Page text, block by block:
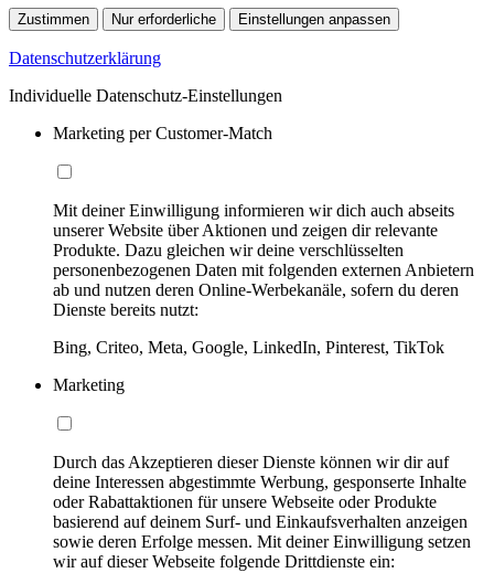
Zustimmen Nur erforderliche Einstellungen anpassen
Datenschutzerklärung
Individuelle Datenschutz-Einstellungen
Marketing per Customer-Match
Mit deiner Einwilligung informieren wir dich auch abseits
unserer Website über Aktionen und zeigen dir relevante
Produkte. Dazu gleichen wir deine verschlüsselten
personenbezogenen Daten mit folgenden externen Anbietern
ab und nutzen deren Online-Werbekanäle, sofern du deren
Dienste bereits nutzt:
Bing, Criteo, Meta, Google, LinkedIn, Pinterest, TikTok
Marketing
Durch das Akzeptieren dieser Dienste können wir dir auf
deine Interessen abgestimmte Werbung, gesponserte Inhalte
oder Rabattaktionen für unsere Webseite oder Produkte
basierend auf deinem Surf- und Einkaufsverhalten anzeigen
sowie deren Erfolge messen. Mit deiner Einwilligung setzen
wir auf dieser Webseite folgende Drittdienste ein: